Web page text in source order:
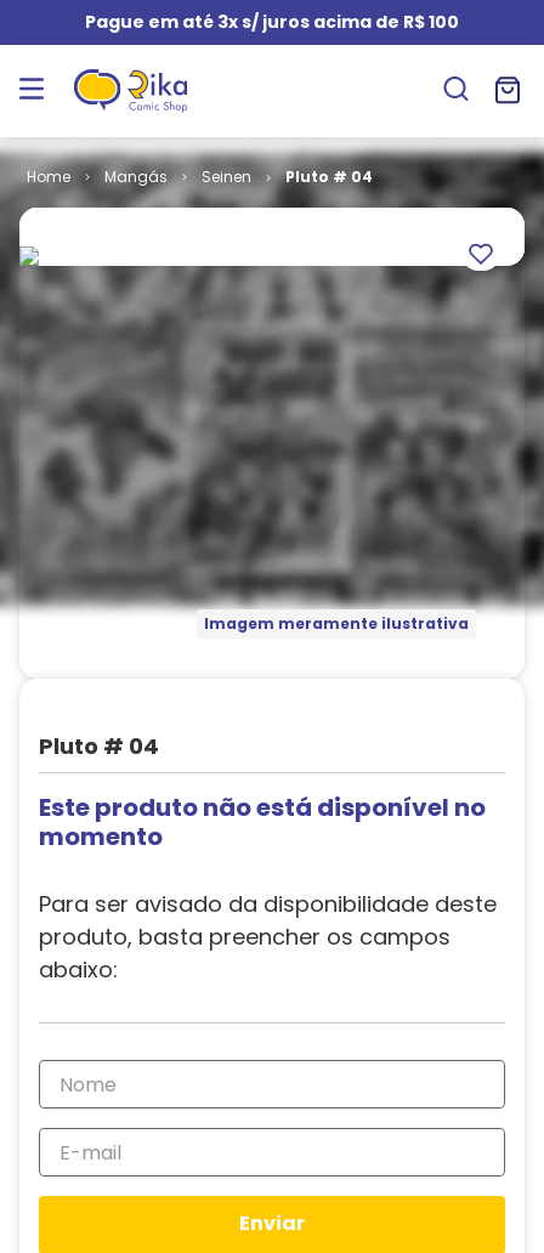
Pague em até 3x s/ juros acima de R$ 100
Mangás Seinen Pluto # 04
Imagem meramente ilustrativa
Pluto # 04
Este produto não está disponível no
momento
Para ser avisado da disponibilidade deste
produto, basta preencher os campos
abaixo:
Enviar